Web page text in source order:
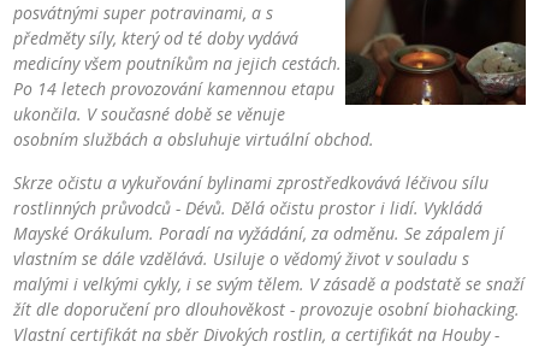
posvátnými super potravinami, a s
předměty síly, který od té doby vydává
medicíny všem poutníkům na jejich cestách.
Po 14 letech provozování kamennou etapu
ukončila. V současné době se věnuje
osobním službách a obsluhuje virtuální obchod.
Skrze očistu a vykuřování bylinami zprostředkovává léčivou sílu
rostlinných průvodců - Dévů. Dělá očistu prostor i lidí. Vykládá
Mayské Orákulum. Poradí na vyžádání, za odměnu. Se zápalem jí
vlastním se dále vzdělává. Usiluje o vědomý život v souladu s
malými i velkými cykly, i se svým tělem. V zásadě a podstatě se snaží
žít dle doporučení pro dlouhověkost - provozuje osobní biohacking.
Vlastní certifikát na sběr Divokých rostlin, a certifikát na Houby -